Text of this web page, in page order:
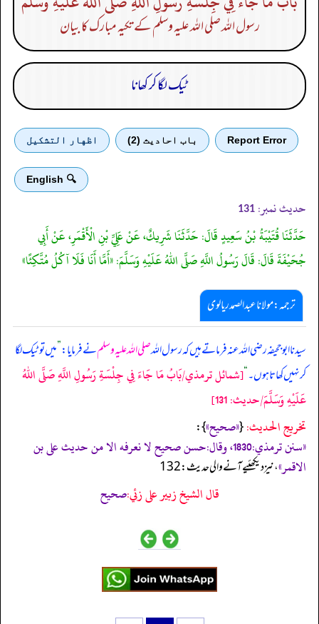
رسول اللہ صلی اللہ علیہ وسلم کے تکیہ مبارک کا بیان
ٹیک لگا کر کھانا
Report Error باب احادیث (2) اظهار التشكيل
🔍 English
حدیث نمبر: 131
حَدَّثَنَا قُتَيْبَةُ بْنُ سَعِيدٍ قَالَ: حَدَّثَنَا شَرِيكٌ، عَنْ عَلِيِّ بْنِ الْأَقْمَرِ، عَنْ أَبِي
جُحَيْفَةَ قَالَ: قَالَ رَسُولُ اللَّهِ صَلَّى اللهُ عَلَيْهِ وَسَلَّمَ: «أَمَّا أَنَا فَلَا آكُلُ مُتَّكِئًا»
ترجمہ:مولانا عبدالصمد ریالوی
سیدنا ابوجحیفہ رضی اللہ عنہ فرماتے ہیں کہ رسول اللہصلی اللہ علیہ وسلمنے فرمایا:”میں تو ٹیک لگا
کر نہیں کھاتا ہوں۔“[شمائل ترمذي/بَابُ مَا جَاءَ فِي جِلْسَةِ رَسُولِ اللَّهِ صَلَّى اللهُ
عَلَيْهِ وَسَلَّمَ/حدیث: 131]
تخریج الحدیث:{«صحيح»}:
«سنن ترمذي:1830، وقال:حسن صحيح لا نعرفه الا من حديث على بن
الاقمر»، نیز دیکھئیے آنے والی حدیث:132
قال الشيخ زبير على زئي:صحيح